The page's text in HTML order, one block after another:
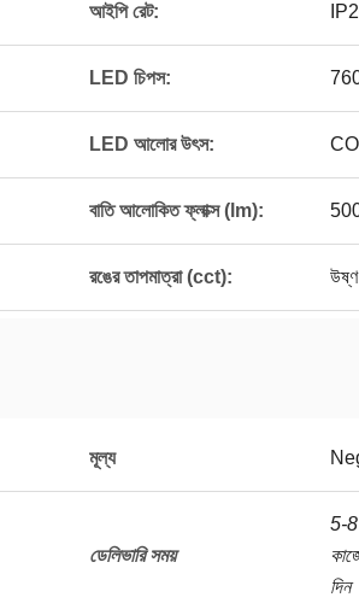
আইপি রেট:
LED চিপস:
LED আলোর উৎস:
বাতি আলোকিত ফ্লাক্স (lm):
রঙের তাপমাত্রা (cct):
মূল্য
ডেলিভারি সময়
5-8
দিন